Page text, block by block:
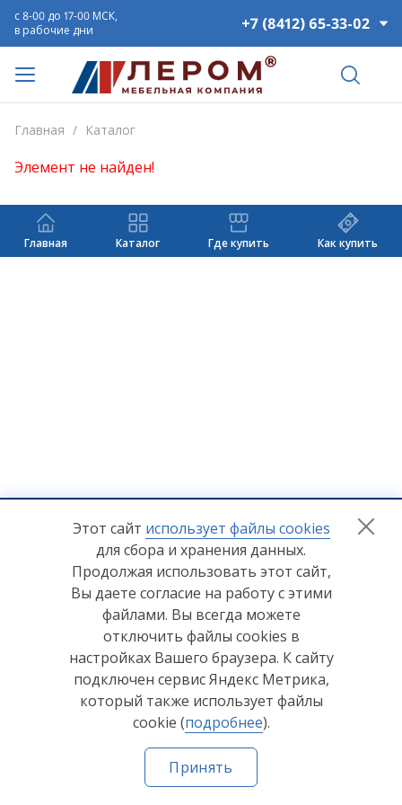
+7 (8412) 65-33-02
с 8-00 до 17-00 МСК,
в рабочие дни
Главная / Каталог
Элемент не найден!
Главная Каталог Где купить Как купить
+7 (8412) 65-33-00
info@lerom.ru
Согласие на обработку персональных данных
Политика конфиденциальности
Согласие на обработку персональных данных Яндекс
© ООО "Мебельная компания "Лером" 2026
Пенза-Онлайн
Этот сайт использует файлы cookies
для сбора и хранения данных.
Продолжая использовать этот сайт,
Вы даете согласие на работу с этими
файлами. Вы всегда можете
отключить файлы cookies в
настройках Вашего браузера. К сайту
подключен сервис Яндекс Метрика,
который также использует файлы
cookie (подробнее).
Принять